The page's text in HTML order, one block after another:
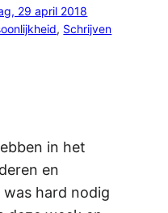
29 april 2018
, Schrijven
in het
en
was hard nodig